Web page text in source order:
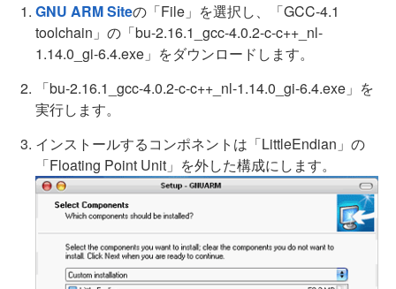
GNU ARM Siteの「File」を選択し、「GCC-4.1
toolchain」の「bu-2.16.1_gcc-4.0.2-c-c++_nl-
1.14.0_gi-6.4.exe」をダウンロードします。
「bu-2.16.1_gcc-4.0.2-c-c++_nl-1.14.0_gi-6.4.exe」を
実行します。
インストールするコンポネントは「LittleEndian」の
「Floating Point Unit」を外した構成にします。